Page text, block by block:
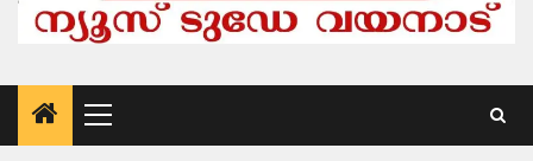
Primary
Menu